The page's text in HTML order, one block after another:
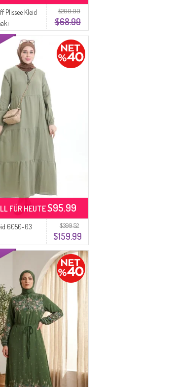
$200.00
$68.99
Plissee Kleid
$399.52
$159.99
6050-03
FÜR HEUTE$95.99